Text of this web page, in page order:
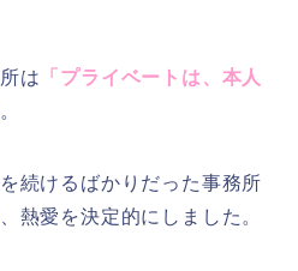
は 「プライベートは、本人
続けるばかりだった事務所
熱愛を決定的にしました。